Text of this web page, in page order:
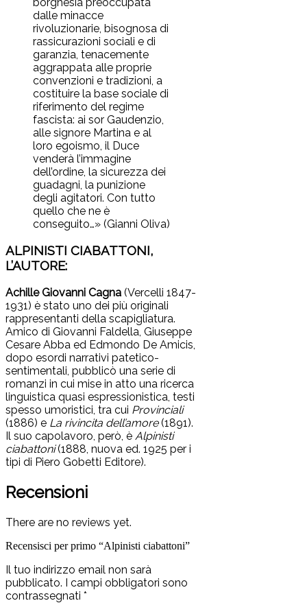
dalle minacce
rivoluzionarie, bisognosa di
rassicurazioni sociali e di
garanzia, tenacemente
aggrappata alle proprie
convenzioni e tradizioni, a
costituire la base sociale di
riferimento del regime
fascista: ai sor Gaudenzio,
alle signore Martina e al
loro egoismo, il Duce
venderà l’immagine
dell’ordine, la sicurezza dei
guadagni, la punizione
degli agitatori. Con tutto
quello che ne è
conseguito…» (Gianni Oliva)
ALPINISTI CIABATTONI,
L’AUTORE:
Achille Giovanni Cagna (Vercelli 1847-
1931) è stato uno dei più originali
rappresentanti della scapigliatura.
Amico di Giovanni Faldella, Giuseppe
Cesare Abba ed Edmondo De Amicis,
dopo esordi narrativi patetico-
sentimentali, pubblicò una serie di
romanzi in cui mise in atto una ricerca
linguistica quasi espressionistica, testi
spesso umoristici, tra cui Provinciali
(1886) e La rivincita dell’amore(1891).
Il suo capolavoro, però, è Alpinisti
ciabattoni(1888, nuova ed. 1925 per i
tipi di Piero Gobetti Editore).
Recensioni
There are no reviews yet.
Recensisci per primo “Alpinisti ciabattoni”
Il tuo indirizzo email non sarà
pubblicato. I campi obbligatori sono
contrassegnati *